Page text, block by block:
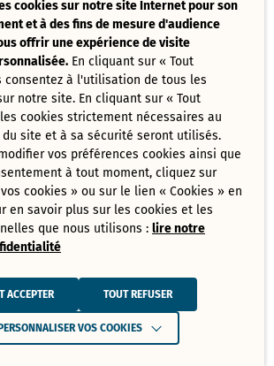
17 mars 2025
Ko
du Conseil Municipal 17
de Juin 2025
Conseil Municipal du 30
Ko
cookies sur notre site Internet pour son
et à des fins de mesure d'audience
offrir une expérience de visite
En cliquant sur « Tout
consentez à l'utilisation de tous les
notre site. En cliquant sur « Tout
cookies strictement nécessaires au
site et à sa sécurité seront utilisés.
vos préférences cookies ainsi que
à tout moment, cliquez sur
cookies » ou sur le lien « Cookies » en
en savoir plus sur les cookies et les
que nous utilisons :lire notre
ACCEPTER TOUT REFUSER
PERSONNALISER VOS COOKIES